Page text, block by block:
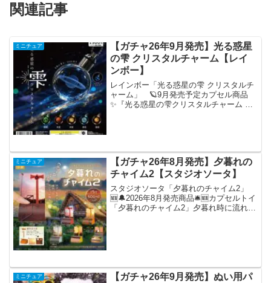
関連記事
ミニチュア
【ガチャ26年9月発売】光る惑星
の雫 クリスタルチャーム【レイ
ンボー】
レインボー「光る惑星の雫 クリスタルチ
ャーム」 🪐9月発売予定カプセル商品
✨『光る惑星の雫クリスタルチャーム 』
ミニチュア
【ガチャ26年8月発売】夕暮れの
チャイム2【スタジオソータ】
スタジオソータ「夕暮れのチャイム2」
🆕🔔2026年8月発売商品🛎️🆕カプセルトイ
「夕暮れのチャイム2」夕暮れ時に流れて
ミニチュア
【ガチャ26年9月発売】ぬい用パ